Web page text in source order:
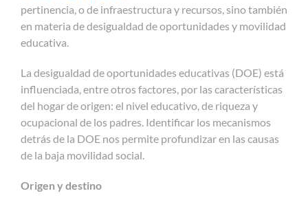
pertinencia, o de infraestructura y recursos, sino también
en materia de desigualdad de oportunidades y movilidad
educativa.
La desigualdad de oportunidades educativas (DOE) está
influenciada, entre otros factores, por las características
del hogar de origen: el nivel educativo, de riqueza y
ocupacional de los padres. Identificar los mecanismos
detrás de la DOE nos permite profundizar en las causas
de la baja movilidad social.
Origen y destino